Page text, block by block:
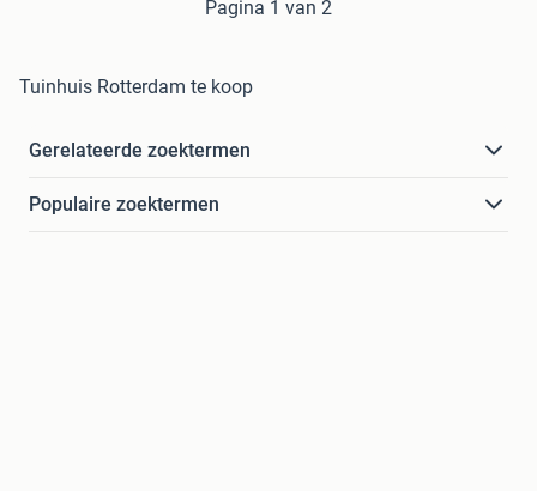
Pagina 1 van 2
Tuinhuis Rotterdam te koop
Gerelateerde zoektermen
Populaire zoektermen